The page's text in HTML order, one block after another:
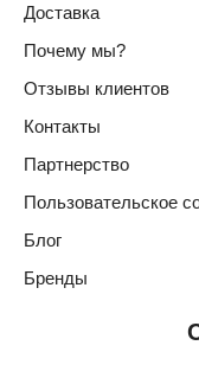
Доставка
Почему мы?
Отзывы клиентов
Контакты
Партнерство
Пользовательское
Блог
Бренды